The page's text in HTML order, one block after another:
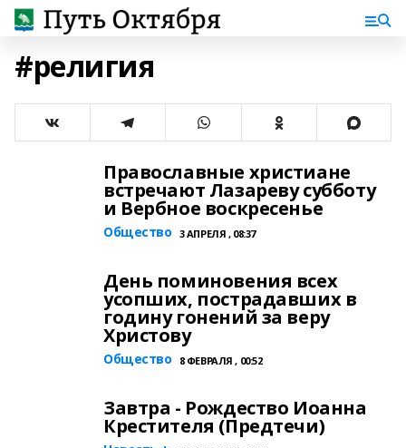
#религия
Православные христиане
встречают Лазареву субботу
и Вербное воскресенье
Общество 3 АПРЕЛЯ , 08:37
День поминовения всех
усопших, пострадавших в
годину гонений за веру
Христову
Общество 8 ФЕВРАЛЯ , 00:52
Завтра - Рождество Иоанна
Крестителя (Предтечи)